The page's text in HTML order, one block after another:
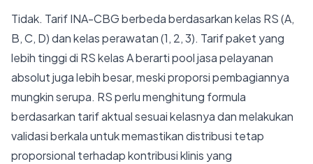
Tidak. Tarif INA-CBG berbeda berdasarkan kelas RS (A,
B, C, D) dan kelas perawatan (1, 2, 3). Tarif paket yang
lebih tinggi di RS kelas A berarti pool jasa pelayanan
absolut juga lebih besar, meski proporsi pembagiannya
mungkin serupa. RS perlu menghitung formula
berdasarkan tarif aktual sesuai kelasnya dan melakukan
validasi berkala untuk memastikan distribusi tetap
proporsional terhadap kontribusi klinis yang